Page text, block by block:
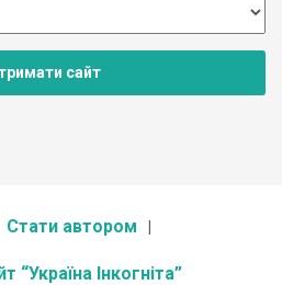
сайт
Стати автором
“Україна Інкогніта”